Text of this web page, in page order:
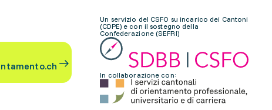
Un servizio del CSFO su incarico dei Cantoni
(CDPE) e con il sostegno della
Confederazione (SEFRI)
In collaborazione con: